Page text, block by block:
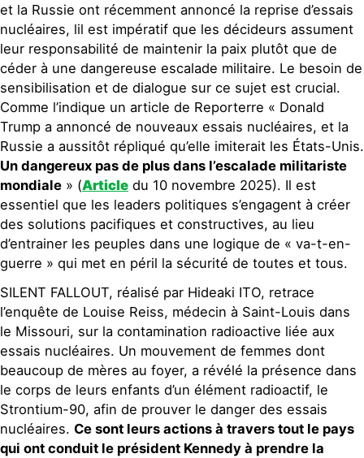
et la Russie ont récemment annoncé la reprise d’essais
nucléaires, lil est impératif que les décideurs assument
leur responsabilité de maintenir la paix plutôt que de
céder à une dangereuse escalade militaire. Le besoin de
sensibilisation et de dialogue sur ce sujet est crucial.
Comme l’indique un article de Reporterre « Donald
Trump a annoncé de nouveaux essais nucléaires, et la
Russie a aussitôt répliqué qu’elle imiterait les États-Unis.
Un dangereux pas de plus dans l’escalade militariste
mondiale » (Article du 10 novembre 2025). Il est
essentiel que les leaders politiques s’engagent à créer
des solutions pacifiques et constructives, au lieu
d’entrainer les peuples dans une logique de « va-t-en-
guerre » qui met en péril la sécurité de toutes et tous.
SILENT FALLOUT, réalisé par Hideaki ITO, retrace
l’enquête de Louise Reiss, médecin à Saint-Louis dans
le Missouri, sur la contamination radioactive liée aux
essais nucléaires. Un mouvement de femmes dont
beaucoup de mères au foyer, a révélé la présence dans
le corps de leurs enfants d’un élément radioactif, le
Strontium-90, afin de prouver le danger des essais
nucléaires. Ce sont leurs actions à travers tout le pays
qui ont conduit le président Kennedy à prendre la